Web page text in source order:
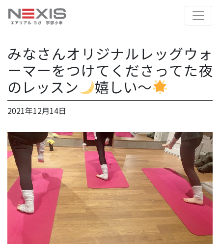
みなさんオリジナルレッグウォ
ーマーをつけてくださってた夜
のレッスン
嬉しい〜
2021年12月14日